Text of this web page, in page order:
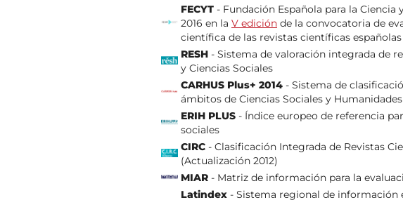
FECYT - Fundación Española para la Ciencia
2016 en la V edición de la convocatoria de
científica de las revistas científicas españolas
RESH - Sistema de valoración integrada de
y Ciencias Sociales
CARHUS Plus+ 2014 - Sistema de
ámbitos de Ciencias Sociales y Humanidades
ERIH PLUS - Índice europeo de referencia
sociales
CIRC - Clasificación Integrada de Revistas
(Actualización 2012)
MIAR - Matriz de información para la
Latindex - Sistema regional de información